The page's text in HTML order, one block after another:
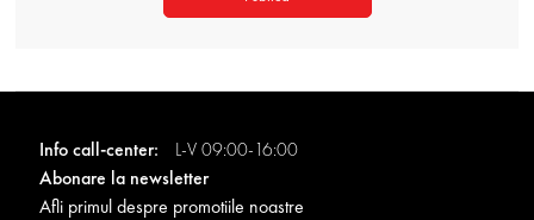
Info call-center:
L-V 09:00-16:00
Abonare la newsletter
Afli primul despre promotiile noastre